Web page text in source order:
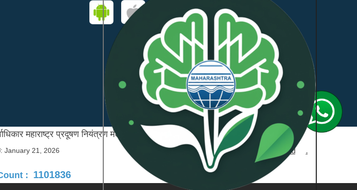
ही वेबसाइट WCAG 2.1 लेव्हल AA
आणि GIGW 3.0 चे पालन करते.
महाराष्ट्र प्रदूषण नियंत्रण मंडळाकडे
January 21, 2026 द्वारा समर्थित: NeoSOFT Private Limited .
: 1101836